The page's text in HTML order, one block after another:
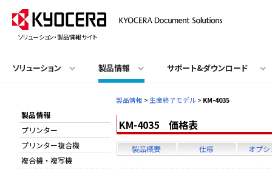
ソリューション・製品情報サイト
ソリューション 製品情報 サポート&ダウンロード
製品情報
プリンター
プリンター複合機
複合機・複写機
製品情報 > 生産終了モデル > KM-4035
KM-4035 価格表
製品概要 仕様 オプ